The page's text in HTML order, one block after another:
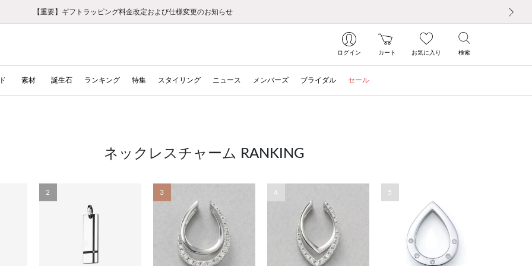
お修理・アフターサービスのご案内
【重要】令和８年熊本地震に伴う集配への影響について
【重要】ギフトラッピング料金改定および仕様変更のお知らせ
【重要】夏季休業の営業についてのご案内
税込5,500円以上で送料無料｜最短24時間以内に発送
新規会員登録で1000ポイントプレゼント！
新規LINE友だち登録で500円クーポンプレゼント
会員限定！レビュー投稿で100ポイントプレゼント
お修理・アフターサービスのご案内
【重要】令和８年熊本地震に伴う集配への影響について
ログイン カート お気に入り 検索
素材 誕生石 ランキング 特集 スタイリング ニュース メンバーズ ブライダル セール
ネックレスチャーム RANKING
2 3 4 5